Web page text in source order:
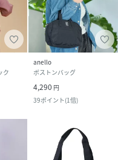
ク
anello
ボストンバッグ
4,290 円
39ポイント(1倍)